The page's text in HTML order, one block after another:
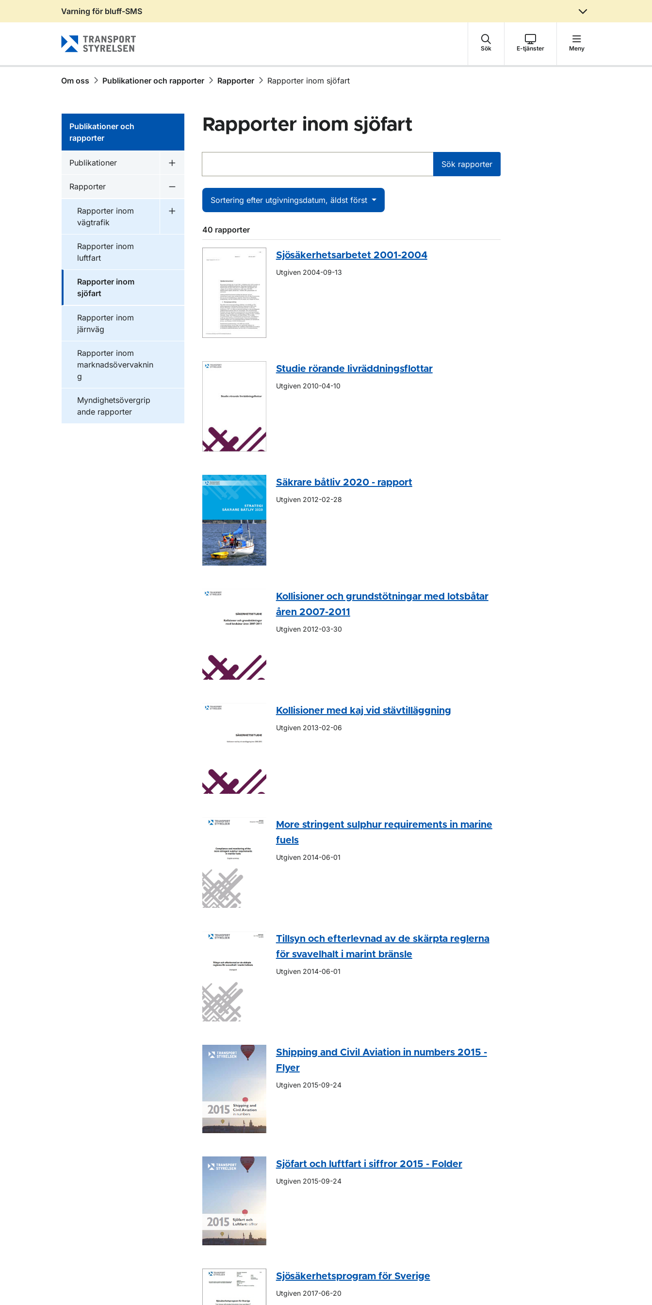
Gå till sidans innehåll
Varning för bluff-SMS
Sök E-tjänster Meny
Om oss Publikationer och rapporter Rapporter Rapporter inom sjöfart
Publikationer och
rapporter
Publikationer inom
Publikationer
Undermeny för Publikationer
Publikationer inom
Rapporter
Undermeny för Rapporter
Publikationer inom
Rapporter inom
vägtrafik
Undermeny för Rapporter inom vägtrafik
Publikationer inom
Rapporter inom
luftfart
Publikationer inom
Rapporter inom
sjöfart
Publikationer inom
Rapporter inom
järnväg
Publikationer inom
Rapporter inom
marknadsövervaknin
g
Publikationer inom
Myndighetsövergrip
ande rapporter
Rapporter inom sjöfart
Sortering efter utgivningsdatum, äldst först
40 rapporter
Sjösäkerhetsarbetet 2001-2004
Utgiven 2004-09-13
Studie rörande livräddningsflottar
Utgiven 2010-04-10
Säkrare båtliv 2020 - rapport
Utgiven 2012-02-28
Kollisioner och grundstötningar med lotsbåtar
åren 2007-2011
Utgiven 2012-03-30
Kollisioner med kaj vid stävtilläggning
Utgiven 2013-02-06
More stringent sulphur requirements in marine
fuels
Utgiven 2014-06-01
Tillsyn och efterlevnad av de skärpta reglerna
för svavelhalt i marint bränsle
Utgiven 2014-06-01
Shipping and Civil Aviation in numbers 2015 -
Flyer
Utgiven 2015-09-24
Sjöfart och luftfart i siffror 2015 - Folder
Utgiven 2015-09-24
Sjösäkerhetsprogram för Sverige
Utgiven 2017-06-20